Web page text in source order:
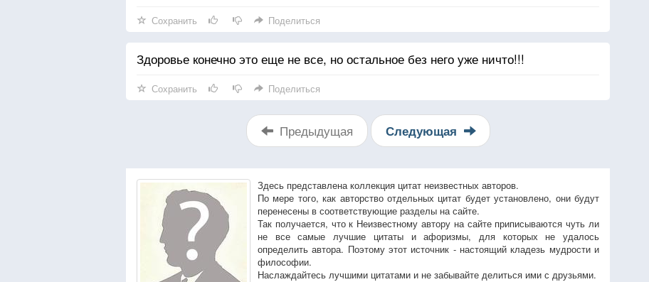
Сохранить Поделиться
Здоровье конечно это еще не все, но остальное без него уже ничто!!!
Сохранить Поделиться
Предыдущая Следующая
Здесь представлена коллекция цитат неизвестных авторов.
По мере того, как авторство отдельных цитат будет установлено, они будут
перенесены в соответствующие разделы на сайте.
Так получается, что к Неизвестному автору на сайте приписываются чуть ли
не все самые лучшие цитаты и афоризмы, для которых не удалось
определить автора. Поэтому этот источник - настоящий кладезь мудрости и
философии.
Наслаждайтесь лучшими цитатами и не забывайте делиться ими с друзьями.